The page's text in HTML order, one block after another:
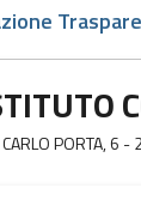
PORTA, 6